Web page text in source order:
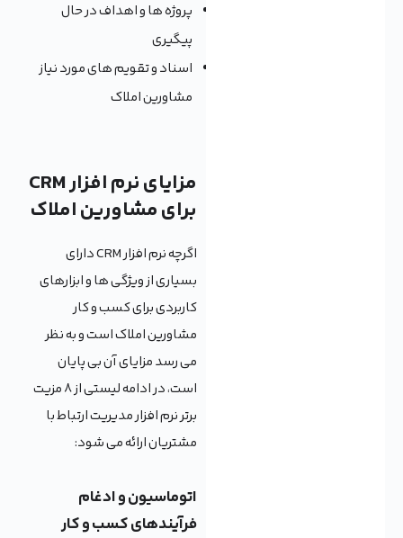
پروژه ها و اهداف در حال
پیگیری
اسناد و تقویم های مورد نیاز
مشاورین املاک
مزایای نرم افزار CRM
برای مشاورین املاک
اگرچه نرم افزار CRM دارای
بسیاری از ویژگی ها و ابزارهای
کاربردی برای کسب و کار
مشاورین املاک است و به نظر
می رسد مزایای آن بی پایان
است، در ادامه لیستی از 8 مزیت
برتر نرم افزار مدیریت ارتباط با
مشتریان ارائه می شود:
اتوماسیون و ادغام
فرآیندهای کسب و کار